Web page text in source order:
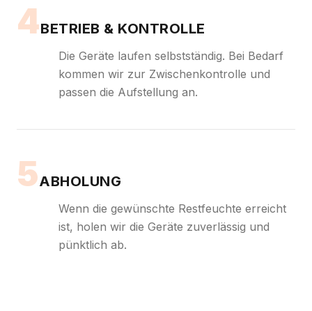
4BETRIEB & KONTROLLE
Die Geräte laufen selbstständig. Bei Bedarf
kommen wir zur Zwischenkontrolle und
passen die Aufstellung an.
5ABHOLUNG
Wenn die gewünschte Restfeuchte erreicht
ist, holen wir die Geräte zuverlässig und
pünktlich ab.